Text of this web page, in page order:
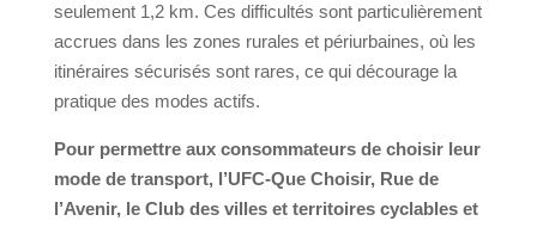
seulement 1,2 km. Ces difficultés sont particulièrement
accrues dans les zones rurales et périurbaines, où les
itinéraires sécurisés sont rares, ce qui décourage la
pratique des modes actifs.
Pour permettre aux consommateurs de choisir leur
mode de transport, l’UFC-Que Choisir, Rue de
l’Avenir, le Club des villes et territoires cyclables et